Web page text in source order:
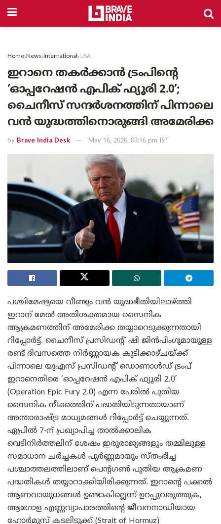
Home News International USA
ഇറാനെ തകർക്കാൻ ട്രംപിന്റെ
‘ഓപ്പറേഷൻ എപിക് ഫ്യൂരി 2.0’;
ചൈനീസ് സന്ദർശനത്തിന് പിന്നാലെ
വൻ യുദ്ധത്തിനൊരുങ്ങി അമേരിക്ക
by Brave India Desk May 16, 2026, 03:16 pm IST
പശ്ചിമേഷ്യയെ വീണ്ടും വൻ യുദ്ധഭീതിയിലാഴ്ത്തി
ഇറാന് മേൽ അതിശക്തമായ സൈനിക
ആക്രമണത്തിന് അമേരിക്ക തയ്യാറെടുക്കുന്നതായി
റിപ്പോർട്ട്. ചൈനീസ് പ്രസിഡന്റ് ഷി ജിൻപിംഗുമായുള്ള
രണ്ട് ദിവസത്തെ നിർണ്ണായക കൂടിക്കാഴ്ചയ്ക്ക്
പിന്നാലെ യുഎസ് പ്രസിഡന്റ് ഡൊണാൾഡ് ട്രംപ്
ഇറാനെതിരെ ‘ഓപ്പറേഷൻ എപിക് ഫ്യൂരി 2.0’
(Operation Epic Fury 2.0) എന്ന പേരിൽ പുതിയ
സൈനിക നീക്കത്തിന് പദ്ധതിയിടുന്നതായാണ്
അന്താരാഷ്ട്ര മാധ്യമങ്ങൾ റിപ്പോർട്ട് ചെയ്യുന്നത്.
ഏപ്രിൽ 7-ന് പ്രഖ്യാപിച്ച താൽക്കാലിക
വെടിനിർത്തലിന് ശേഷം ഇരുരാജ്യങ്ങളും തമ്മിലുള്ള
സമാധാന ചർച്ചകൾ പൂർണ്ണമായും സ്തംഭിച്ച
പശ്ചാത്തലത്തിലാണ് പെന്റഗൺ പുതിയ ആക്രമണ
പദ്ധതികൾ തയ്യാറാക്കിയിരിക്കുന്നത്. ഇറാന്റെ പക്കൽ
ആണവായുധങ്ങൾ ഉണ്ടാകില്ലെന്ന് ഉറപ്പുവരുത്തുക,
ആഗോള എണ്ണവ്യാപാരത്തിന്റെ ജീവനനാഡിയായ
ഹോർമുസ് കടലിടുക്ക് (Strait of Hormuz)